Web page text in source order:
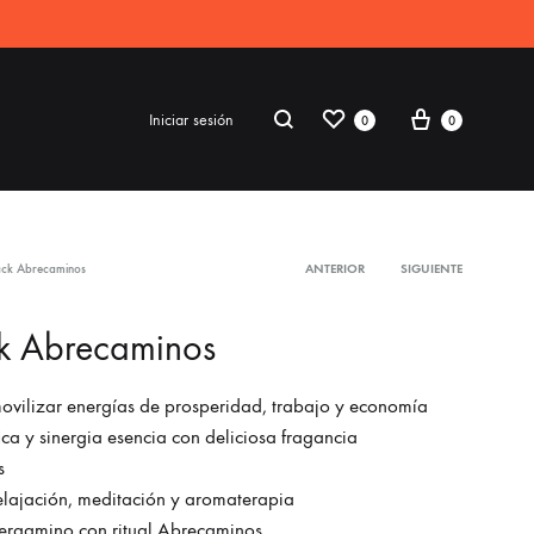
Iniciar sesión 0 0
Abrecaminos ANTERIOR SIGUIENTE
Abrecaminos
energías de prosperidad, trabajo y economía
y sinergia esencia con deliciosa fragancia
meditación y aromaterapia